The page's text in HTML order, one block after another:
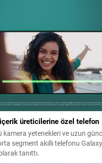
üreticilerine özel telefon
kamera yetenekleri ve uzun
segment akıllı telefonu
tanıttı.